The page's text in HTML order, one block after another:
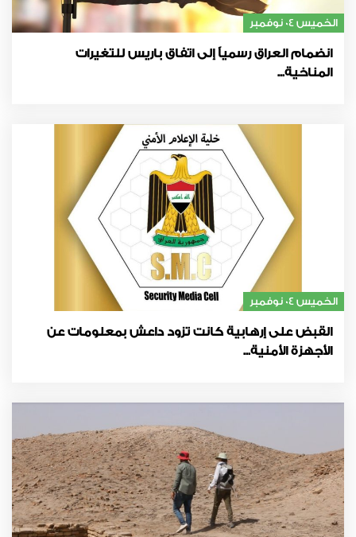
الخميس 04 نوفمبر
انضمام العراق رسمياً إلى اتفاق باريس للتغيرات
المناخية...
الخميس 04 نوفمبر
القبض على إرهابية كانت تزود داعش بمعلومات عن
الأجهزة الأمنية...